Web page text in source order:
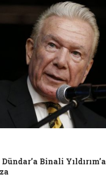
Binali Yıldırım’a